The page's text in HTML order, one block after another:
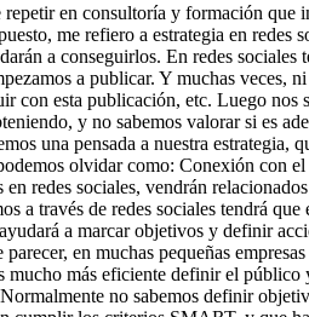
en consultoría y formación que
me refiero a estrategia en
a conseguirlos. En redes
a publicar. Y muchas
con esta publicación, etc. Luego
y no sabemos valorar si es
una pensada a nuestra
olvidar como: Conexión con
en redes sociales, vendrán
a través de redes sociales tendrá
a marcar objetivos y definir
parecer, en muchas pequeñas
mucho más eficiente definir el
no sabemos definir